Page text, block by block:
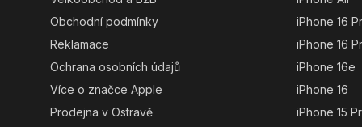
Obchodní podmínky
Reklamace
Ochrana osobních údajů
Více o značce Apple
Prodejna v Ostravě
iPhone 16
iPhone 16
iPhone 16e
iPhone 16
iPhone 15